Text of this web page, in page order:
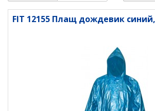
FIT 12155 Плащ дождевик